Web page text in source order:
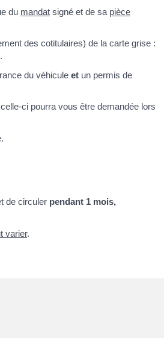
du mandat signé et de sa pièce
des cotitulaires) de la carte grise :
du véhicule et un permis de
ci pourra vous être demandée lors
de circuler pendant 1 mois,
varier.